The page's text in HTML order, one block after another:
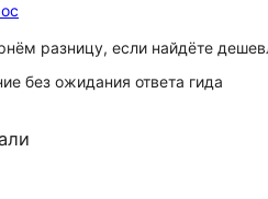
разницу, если найдёте
без ожидания ответа гида